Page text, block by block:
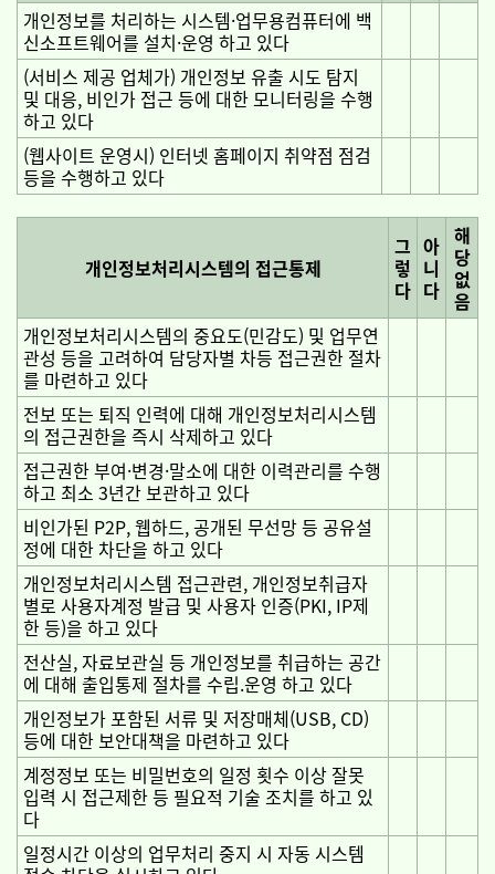
개인정보를 처리하는 시스템·업무용컴퓨터에 백
신소프트웨어를 설치·운영 하고 있다
(서비스 제공 업체가) 개인정보 유출 시도 탐지
및 대응, 비인가 접근 등에 대한 모니터링을 수행
하고 있다
(웹사이트 운영시) 인터넷 홈페이지 취약점 점검
등을 수행하고 있다
개인정보처리시스템의 접근통제
그
렇
다
아
니
다
해
당
없
음
개인정보처리시스템의 중요도(민감도) 및 업무연
관성 등을 고려하여 담당자별 차등 접근권한 절차
를 마련하고 있다
전보 또는 퇴직 인력에 대해 개인정보처리시스템
의 접근권한을 즉시 삭제하고 있다
접근권한 부여·변경·말소에 대한 이력관리를 수행
하고 최소 3년간 보관하고 있다
비인가된 P2P, 웹하드, 공개된 무선망 등 공유설
정에 대한 차단을 하고 있다
개인정보처리시스템 접근관련, 개인정보취급자
별로 사용자계정 발급 및 사용자 인증(PKI, IP제
한 등)을 하고 있다
전산실, 자료보관실 등 개인정보를 취급하는 공간
에 대해 출입통제 절차를 수립.운영 하고 있다
개인정보가 포함된 서류 및 저장매체(USB, CD)
등에 대한 보안대책을 마련하고 있다
계정정보 또는 비밀번호의 일정 횟수 이상 잘못
입력 시 접근제한 등 필요적 기술 조치를 하고 있
다
일정시간 이상의 업무처리 중지 시 자동 시스템